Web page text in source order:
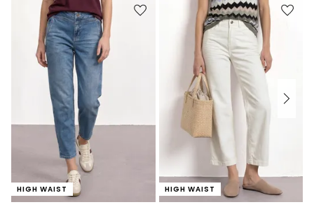
HIGH WAIST HIGH WAIST